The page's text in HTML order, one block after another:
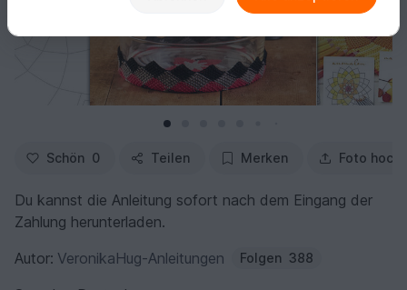
Schön 0 Teilen Merken Foto
Du kannst die Anleitung sofort nach dem Eingang der
Zahlung herunterladen.
Autor: VeronikaHug-Anleitungen Folgen 388